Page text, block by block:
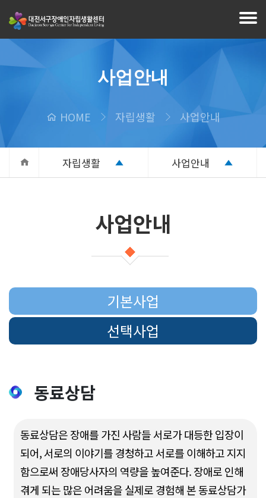
사업안내
HOME 자립생활 사업안내
자립생활 사업안내
사업안내
기본사업
선택사업
동료상담
동료상담은 장애를 가진 사람들 서로가 대등한 입장이
되어, 서로의 이야기를 경청하고 서로를 이해하고 지지
함으로써 장애당사자의 역량을 높여준다. 장애로 인해
겪게 되는 많은 어려움을 실제로 경험해 본 동료상담가